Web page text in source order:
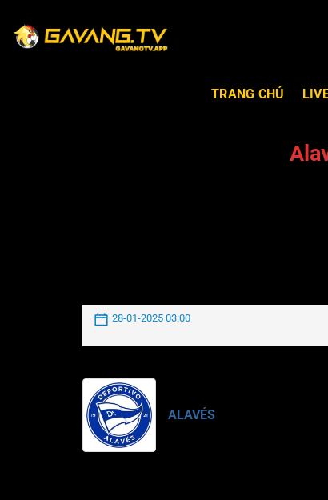
TRANG CHỦ
28-01-2025 03:00
ALAVÉS